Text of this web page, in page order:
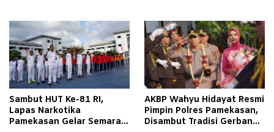
Pamekasan
Sambut HUT Ke-81 RI,
Lapas Narkotika
Pamekasan Gelar Semarak
AKBP Wahyu Hidayat Resmi
Pimpin Polres Pamekasan,
Disambut Tradisi Gerbang